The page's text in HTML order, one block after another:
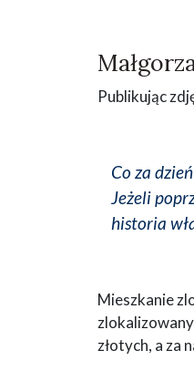
Publikując
Co za
Jeżeli
historia
Mieszkanie
złotych, a za